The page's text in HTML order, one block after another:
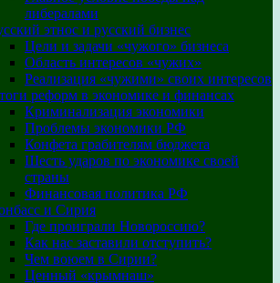
либералами
этнос и русский бизнес
Цели и задачи «чужого» бизнеса
Область интересов «чужих»
Реализация «чужими» своих интересов
реформ в экономике и финансах
Криминализация экономики
Проблемы экономики РФ
Конфета грабителям бюджета
Шесть ударов по экономике своей
страны
Финансовая политика РФ
и Сирия
Где проиграли Новороссию?
Как нас заставили отступить?
Чем воюем в Сирии?
Ценный «крымнаш»